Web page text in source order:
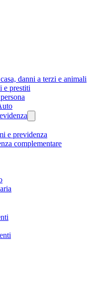
danni a terzi e animali
e prestiti
e previdenza
complementare